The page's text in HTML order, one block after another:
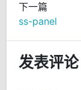
下一篇
ss-panel
发表评论